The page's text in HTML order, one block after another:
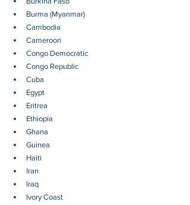
Burma (Myanmar)
Cambodia
Cameroon
Congo Democratic
Congo Republic
Cuba
Egypt
Eritrea
Ethiopia
Ghana
Guinea
Haiti
Iran
Iraq
Ivory Coast